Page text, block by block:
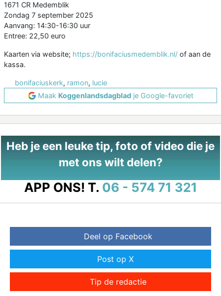
1671 CR Medemblik
Zondag 7 september 2025
Aanvang: 14:30-16:30 uur
Entree: 22,50 euro
Kaarten via website; https://bonifaciusmedemblik.nl/ of aan de
kassa.
bonifaciuskerk, ramon, lucie
Maak Koggenlandsdagbladje Google-favoriet
Heb je een leuke tip, foto of video die je
met ons wilt delen?
APP ONS! T. 06 - 574 71 321
Deel op Facebook
Post op X
Tip de redactie